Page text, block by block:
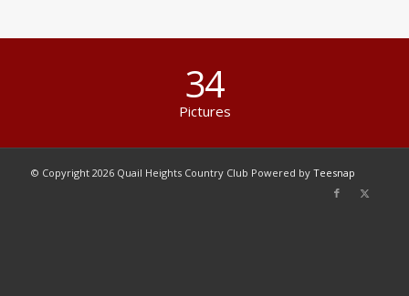
34
Pictures
© Copyright 2026 Quail Heights Country Club Powered by Teesnap